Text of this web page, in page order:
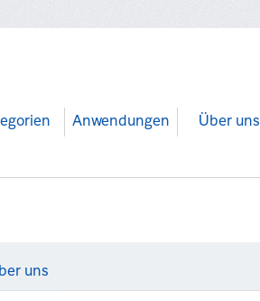
Anwendungen Über uns
uns